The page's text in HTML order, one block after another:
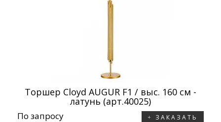
Торшер Cloyd AUGUR F1 / выс. 160 см -
латунь (арт.40025)
По запросу ЗАКАЗАТЬ